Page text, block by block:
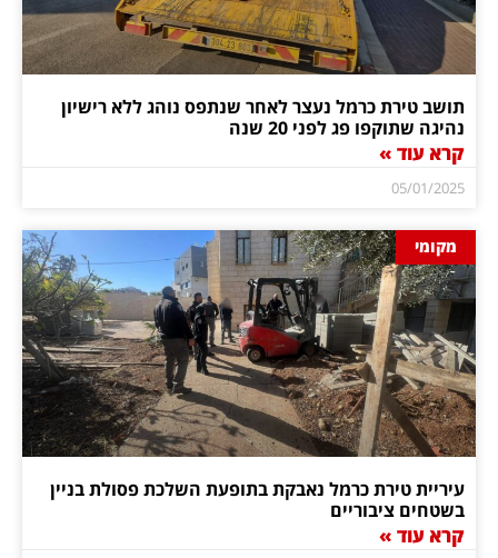
תושב טירת כרמל נעצר לאחר שנתפס נוהג ללא רישיון
נהיגה שתוקפו פג לפני 20 שנה
קרא עוד »
05/01/2025
מקומי
עיריית טירת כרמל נאבקת בתופעת השלכת פסולת בניין
בשטחים ציבוריים
קרא עוד »